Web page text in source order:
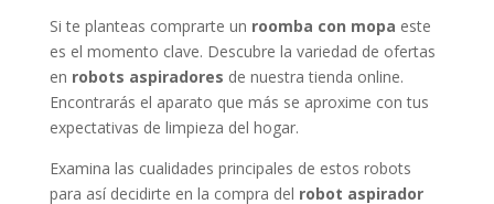
Si te planteas comprarte un roomba con mopa este
es el momento clave. Descubre la variedad de ofertas
en robots aspiradores de nuestra tienda online.
Encontrarás el aparato que más se aproxime con tus
expectativas de limpieza del hogar.
Examina las cualidades principales de estos robots
para así decidirte en la compra del robot aspirador